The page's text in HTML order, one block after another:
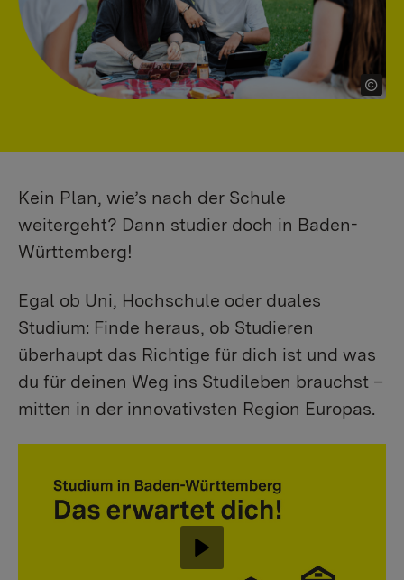
Kein Plan, wie’s nach der Schule
weitergeht? Dann studier doch in Baden-
Württemberg!
Egal ob Uni, Hochschule oder duales
Studium: Finde heraus, ob Studieren
überhaupt das Richtige für dich ist und was
du für deinen Weg ins Studileben brauchst –
mitten in der innovativsten Region Europas.
Abspielen